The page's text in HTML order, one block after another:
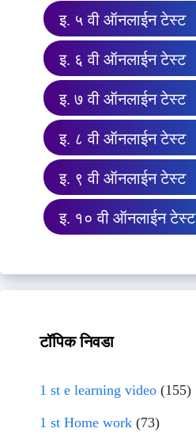
इ. ५ वी ऑनलाईन टेस्ट
इ. ६ वी ऑनलाईन टेस्ट
इ. ७ वी ऑनलाईन टेस्ट
इ. ८ वी ऑनलाईन टेस्ट
इ. ९ वी ऑनलाईन टेस्ट
इ. १० वी ऑनलाईन टेस्ट
टॉपिक निवडा
1 st e learning video (155)
1 st Home work (73)